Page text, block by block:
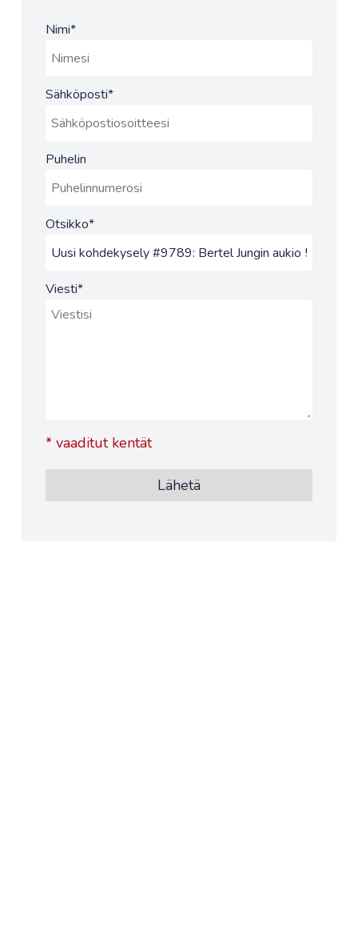
Nimi*
Sähköposti*
Puhelin
Otsikko*
Viesti*
*vaaditut kentät